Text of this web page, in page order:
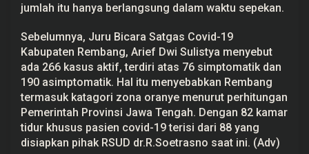
jumlah itu hanya berlangsung dalam waktu sepekan.
Sebelumnya, Juru Bicara Satgas Covid-19
Kabupaten Rembang, Arief Dwi Sulistya menyebut
ada 266 kasus aktif, terdiri atas 76 simptomatik dan
190 asimptomatik. Hal itu menyebabkan Rembang
termasuk katagori zona oranye menurut perhitungan
Pemerintah Provinsi Jawa Tengah. Dengan 82 kamar
tidur khusus pasien covid-19 terisi dari 88 yang
disiapkan pihak RSUD dr.R.Soetrasno saat ini. (Adv)